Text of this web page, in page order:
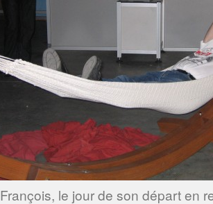
François, le jour de son départ en